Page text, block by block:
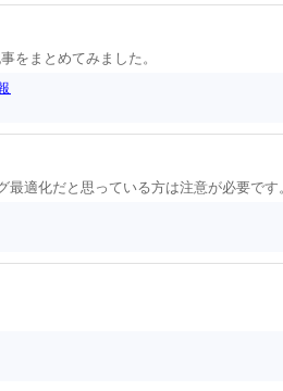
をまとめてみました。
適化だと思っている方は注意が必要です